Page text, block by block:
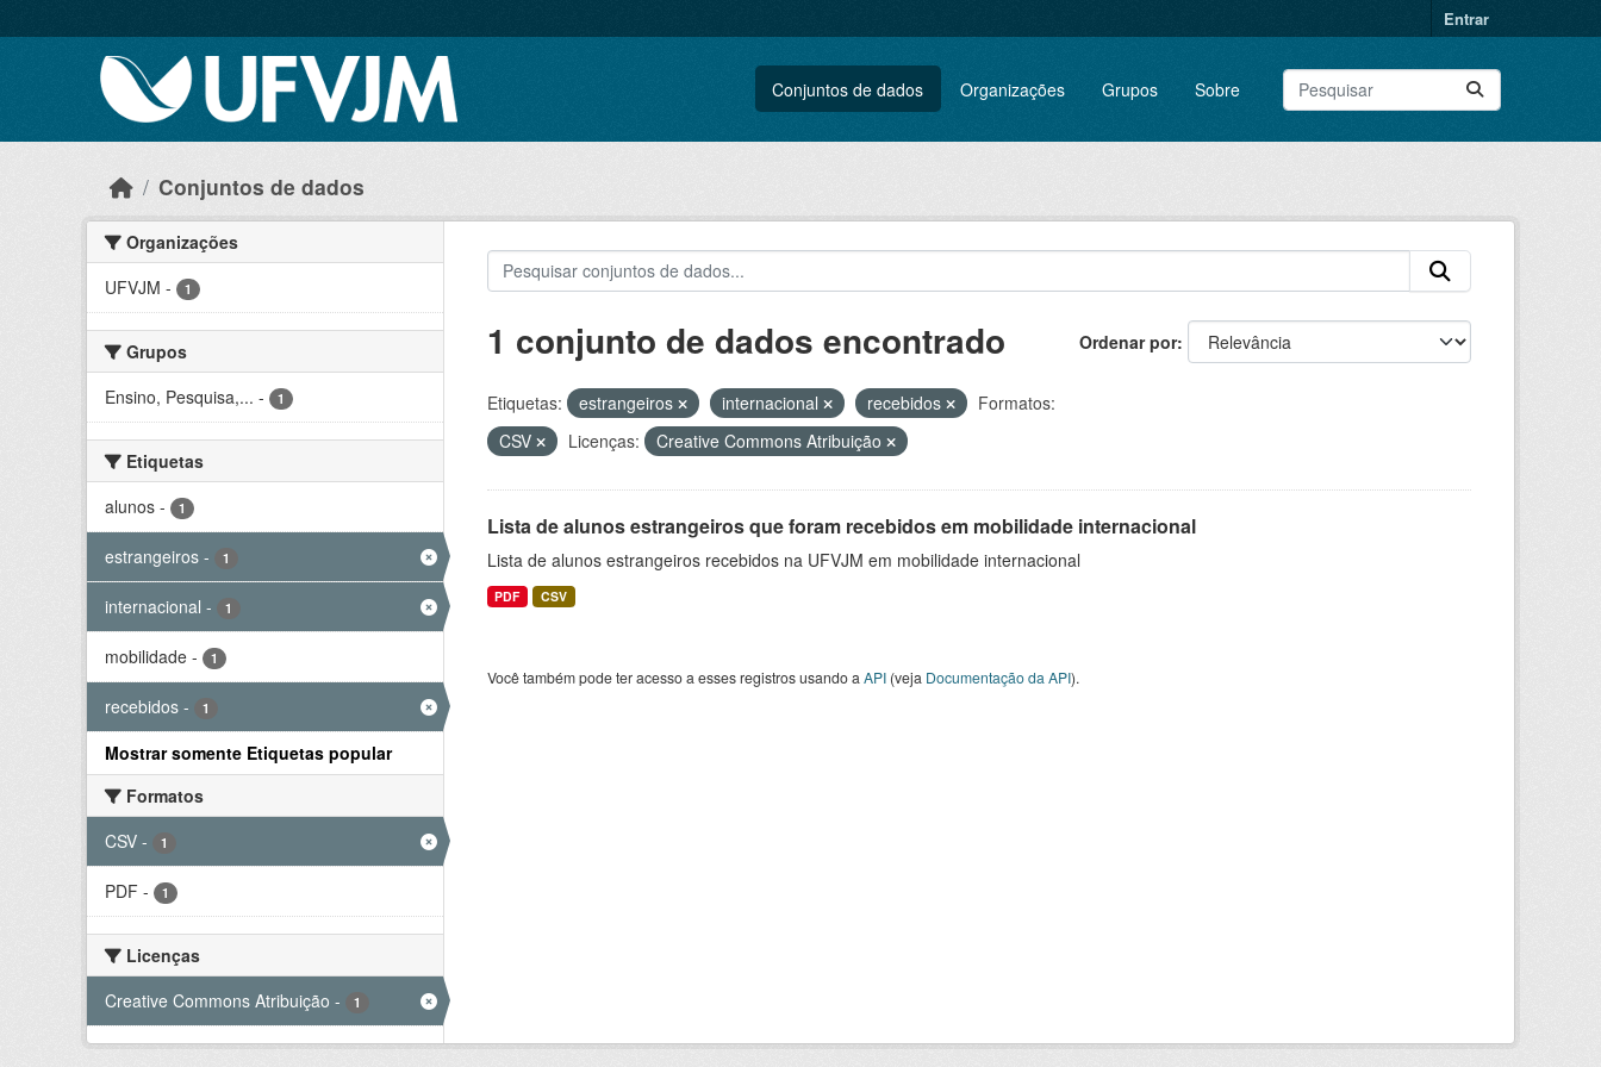
Entrar
Conjuntos de dados Organizações Grupos Sobre
Conjuntos de dados
Organizações
UFVJM - 1
Grupos
Ensino, Pesquisa,... - 1
Etiquetas
alunos - 1
estrangeiros - 1
internacional - 1
mobilidade - 1
recebidos - 1
Mostrar somente Etiquetas popular
Formatos
CSV - 1
PDF - 1
Licenças
Creative Commons Atribuição - 1
Ordenar por
1 conjunto de dados encontrado
Etiquetas: estrangeiros internacional recebidos
Formatos:
CSV
Licenças: Creative Commons Atribuição
Lista de alunos estrangeiros que foram recebidos em mobilidade internacional
Lista de alunos estrangeiros recebidos na UFVJM em mobilidade internacional
PDF CSV
Você também pode ter acesso a esses registros usando a API(veja Documentação da API).